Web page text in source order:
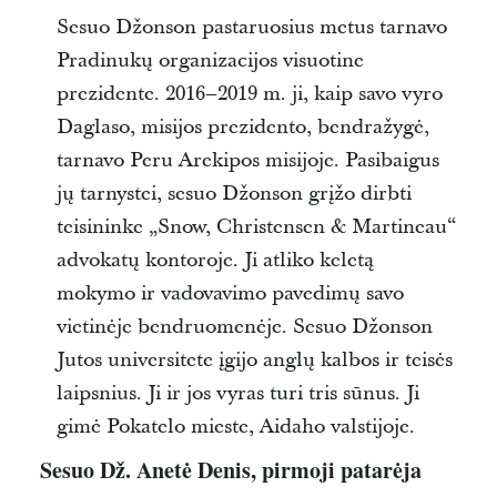
Sesuo Džonson pastaruosius metus tarnavo
Pradinukų organizacijos visuotine
prezidente. 2016–2019 m. ji, kaip savo vyro
Daglaso, misijos prezidento, bendražygė,
tarnavo Peru Arekipos misijoje. Pasibaigus
jų tarnystei, sesuo Džonson grįžo dirbti
teisininke „Snow, Christensen & Martineau“
advokatų kontoroje. Ji atliko keletą
mokymo ir vadovavimo pavedimų savo
vietinėje bendruomenėje. Sesuo Džonson
Jutos universitete įgijo anglų kalbos ir teisės
laipsnius. Ji ir jos vyras turi tris sūnus. Ji
gimė Pokatelo mieste, Aidaho valstijoje.
Sesuo Dž. Anetė Denis, pirmoji patarėja